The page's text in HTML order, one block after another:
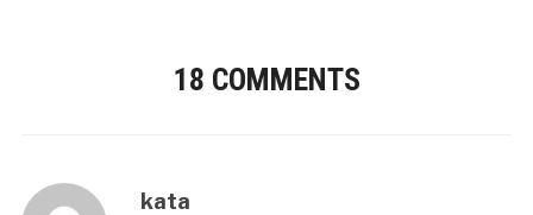
18 COMMENTS
kata